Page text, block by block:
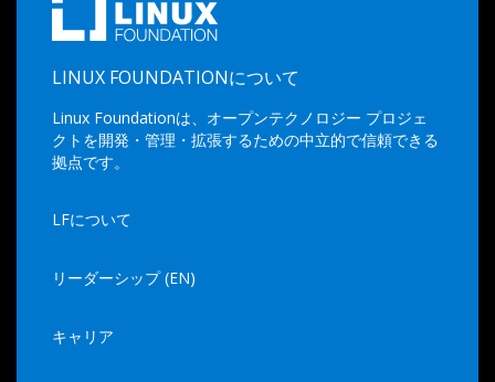
LINUX FOUNDATIONについて
Linux Foundationは、オープンテクノロジー プロジェ
クトを開発・管理・拡張するための中立的で信頼できる
拠点です。
LFについて
リーダーシップ (EN)
キャリア